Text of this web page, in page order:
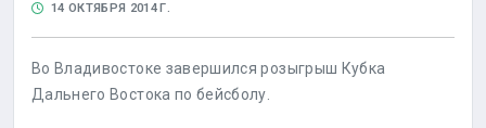
14 ОКТЯБРЯ 2014 Г.
Во Владивостоке завершился розыгрыш Кубка
Дальнего Востока по бейсболу.